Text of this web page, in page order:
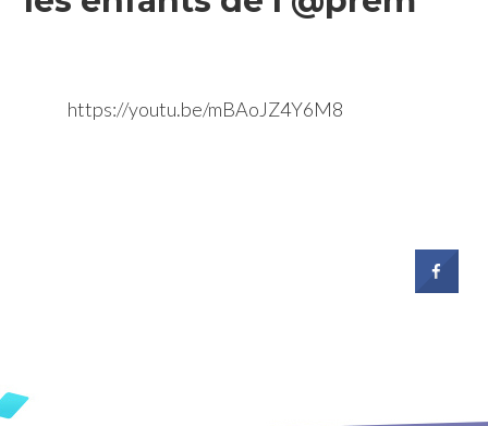
https://youtu.be/mBAoJZ4Y6M8